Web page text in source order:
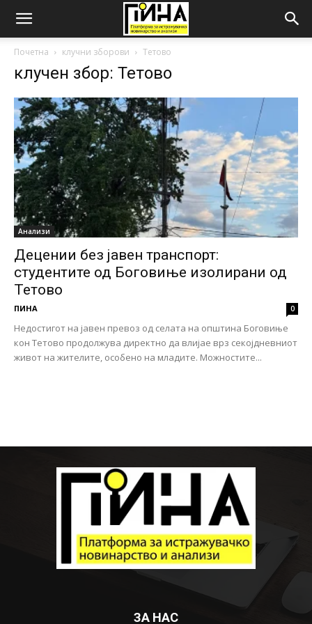
Почетна клучни зборови Тетово
клучен збор: Тетово
Анализи
Децении без јавен транспорт:
студентите од Боговиње изолирани од
Тетово
ПИНА 0
Недостигот на јавен превоз од селата на oпштина Боговиње
кон Тетово продолжува директно да влијае врз секојдневниот
живот на жителите, особено на младите. Можностите...
ЗА НАС